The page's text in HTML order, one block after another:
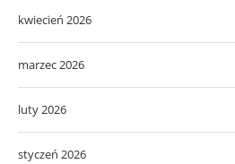
kwiecień 2026
marzec 2026
luty 2026
styczeń 2026